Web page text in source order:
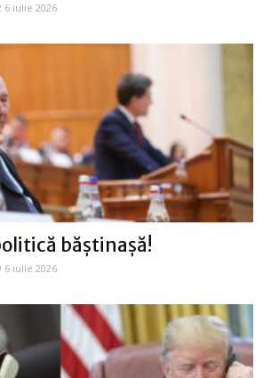
6 iulie 2026
băştinaşă!
6 iulie 2026